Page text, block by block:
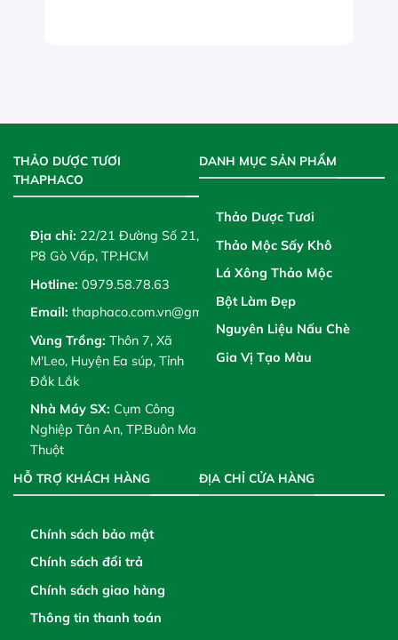
THẢO DƯỢC TƯƠI
THAPHACO
Địa chỉ: 22/21 Đường Số 21,
P8 Gò Vấp, TP.HCM
Hotline: 0979.58.78.63
Email: thaphaco.com.vn@gmail.com
Vùng Trồng: Thôn 7, Xã
M'Leo, Huyện Ea súp, Tỉnh
Đắk Lắk
Nhà Máy SX: Cụm Công
Nghiệp Tân An, TP.Buôn Ma
Thuột
DANH MỤC SẢN PHẨM
Thảo Dược Tươi
Thảo Mộc Sấy Khô
Lá Xông Thảo Mộc
Bột Làm Đẹp
Nguyên Liệu Nấu Chè
Gia Vị Tạo Màu
HỖ TRỢ KHÁCH HÀNG
Chính sách bảo mật
Chính sách đổi trả
Chính sách giao hàng
Thông tin thanh toán
ĐỊA CHỈ CỬA HÀNG